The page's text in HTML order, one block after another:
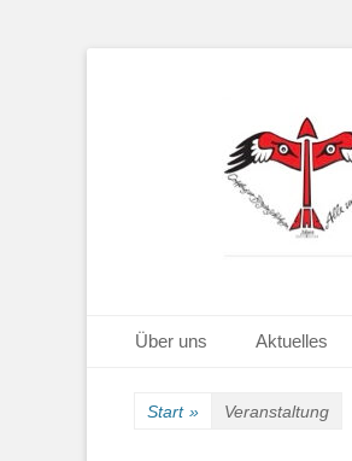
Primäres Menü
Zum
Inhalt
Über uns Aktuelles
Start » Veranstaltung